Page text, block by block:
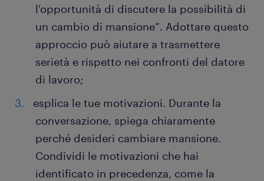
l'opportunità di discutere la possibilità di
un cambio di mansione”. Adottare questo
approccio può aiutare a trasmettere
serietà e rispetto nei confronti del datore
di lavoro;
esplica le tue motivazioni. Durante la
conversazione, spiega chiaramente
perché desideri cambiare mansione.
Condividi le motivazioni che hai
identificato in precedenza, come la